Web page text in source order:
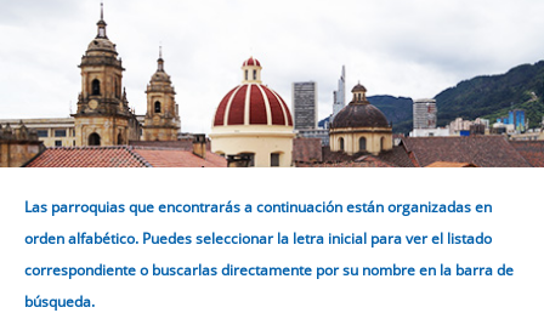
Las parroquias que encontrarás a continuación están organizadas en
orden alfabético. Puedes seleccionar la letra inicial para ver el listado
correspondiente o buscarlas directamente por su nombre en la barra de
búsqueda.